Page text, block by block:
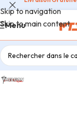
Skip to navigation
Skip to main content
Menu